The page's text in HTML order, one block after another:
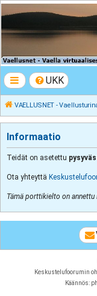
VAELLUSNET
UKK
VAELLUSNET -
Informaatio
Teidät on asetettu
Ota yhteyttä
Tämä porttikielto on annettu
Keskustelufoorumin
Käännös: